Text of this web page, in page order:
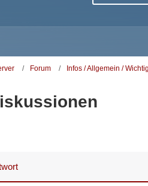
Forum Infos / Allgemein / Wichtig